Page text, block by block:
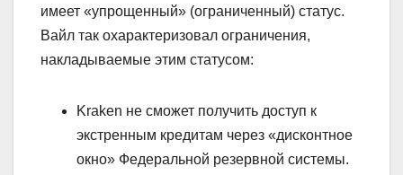
имеет «упрощенный» (ограниченный) статус.
Вайл так охарактеризовал ограничения,
накладываемые этим статусом:
Kraken не сможет получить доступ к
экстренным кредитам через «дисконтное
окно» Федеральной резервной системы.